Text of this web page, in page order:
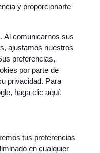
y proporcionarte
Al comunicarnos sus
ajustamos nuestros
preferencias,
por parte de
privacidad. Para
haga clic aquí
tus preferencias
en cualquier